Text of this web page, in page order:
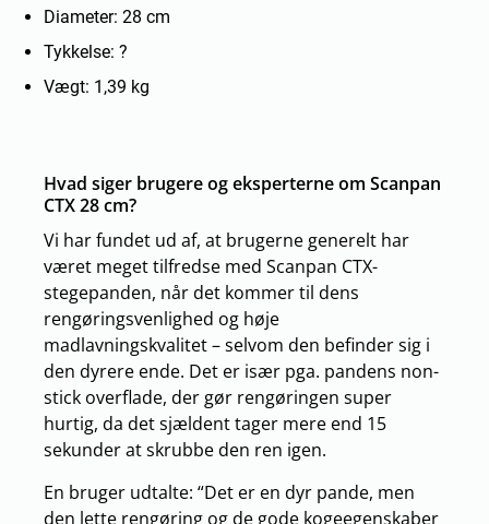
Diameter: 28 cm
Tykkelse: ?
Vægt: 1,39 kg
Hvad siger brugere og eksperterne om Scanpan
CTX 28 cm?
Vi har fundet ud af, at brugerne generelt har
været meget tilfredse med Scanpan CTX-
stegepanden, når det kommer til dens
rengøringsvenlighed og høje
madlavningskvalitet – selvom den befinder sig i
den dyrere ende. Det er især pga. pandens non-
stick overflade, der gør rengøringen super
hurtig, da det sjældent tager mere end 15
sekunder at skrubbe den ren igen.
En bruger udtalte: “Det er en dyr pande, men
den lette rengøring og de gode kogeegenskaber